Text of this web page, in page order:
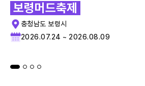
보령머드축제
충청남도 보령시
2026.07.24 ~ 2026.08.09